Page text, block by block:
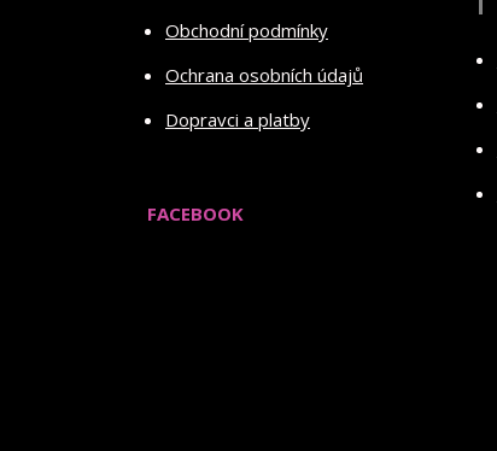
Obchodní podmínky
Ochrana osobních údajů
Dopravci a platby
FACEBOOK